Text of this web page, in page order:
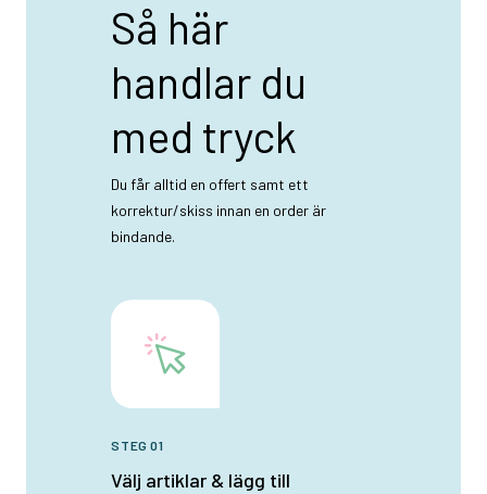
Så här
handlar du
med tryck
Du får alltid en offert samt ett
korrektur/skiss innan en order är
bindande.
STEG 01
Välj artiklar & lägg till